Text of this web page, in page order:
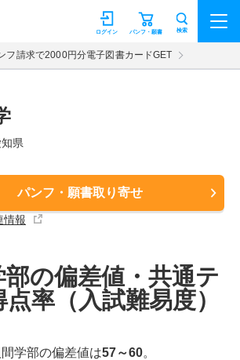
ジョン パンフ・願書
ログイン 検索
フ請求で2000円分電子図書カードGET
県
パンフ・願書取り寄せ
情報
部の偏差値・共通テ
率（入試難易度）
学部の偏差値は57～60。